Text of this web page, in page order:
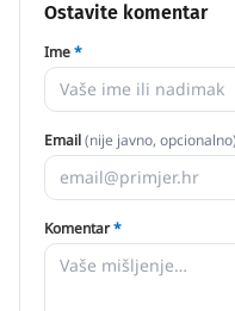
Ostavite komentar
Ime*
Email(nije javno, opcionalno)
Komentar*